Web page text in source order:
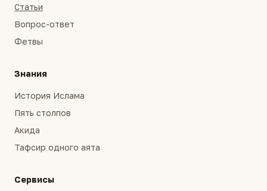
Статьи
Вопрос-ответ
Фетвы
Знания
История Ислама
Пять столпов
Акида
Тафсир одного аята
Сервисы